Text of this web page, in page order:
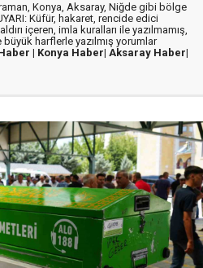
Konya, Aksaray, Niğde gibi bölge
Küfür, hakaret, rencide edici
içeren, imla kuralları ile yazılmamış,
harflerle yazılmış yorumlar
| Konya Haber| Aksaray Haber|